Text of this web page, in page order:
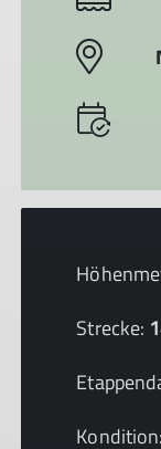
Strecke:
Kondition: